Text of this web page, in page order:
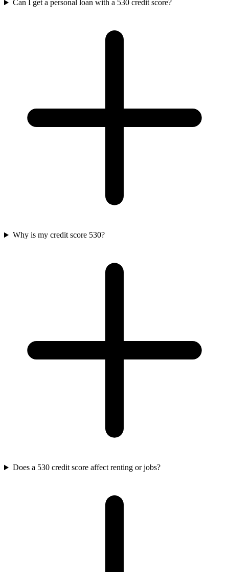
Can I get a personal loan with a 530 credit score?
Why is my credit score 530?
Does a 530 credit score affect renting or jobs?